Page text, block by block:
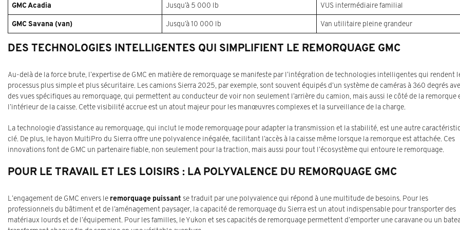
GMC Acadia
Jusqu’à 5 000 lb
VUS intermédiaire familial
GMC Savana (van)
Jusqu’à 10 000 lb Van utilitaire pleine grandeur
DES TECHNOLOGIES INTELLIGENTES QUI SIMPLIFIENT LE REMORQUAGE GMC
Au-delà de la force brute, l’expertise de GMC en matière de remorquage se manifeste par l’intégration de technologies intelligentes qui rendent
processus plus simple et plus sécuritaire. Les camions Sierra 2025, par exemple, sont souvent équipés d’un système de caméras à 360 degrés
des vues spécifiques au remorquage, qui permettent au conducteur de voir non seulement l’arrière du camion, mais aussi le côté de la remorque
l’intérieur de la caisse. Cette visibilité accrue est un atout majeur pour les manœuvres complexes et la surveillance de la charge.
La technologie d’assistance au remorquage, qui inclut le mode remorquage pour adapter la transmission et la stabilité, est une autre
clé. De plus, le hayon MultiPro du Sierra offre une polyvalence inégalée, facilitant l’accès à la caisse même lorsque la remorque est attachée. Ces
innovations font de GMC un partenaire fiable, non seulement pour la traction, mais aussi pour tout l’écosystème qui entoure le remorquage.
POUR LE TRAVAIL ET LES LOISIRS : LA POLYVALENCE DU REMORQUAGE GMC
L’engagement de GMC envers le remorquage puissant se traduit par une polyvalence qui répond à une multitude de besoins. Pour les
professionnels du bâtiment et de l’aménagement paysager, la capacité de remorquage du Sierra est un atout indispensable pour transporter des
matériaux lourds et de l’équipement. Pour les familles, le Yukon et ses capacités de remorquage permettent d’emporter une caravane ou un